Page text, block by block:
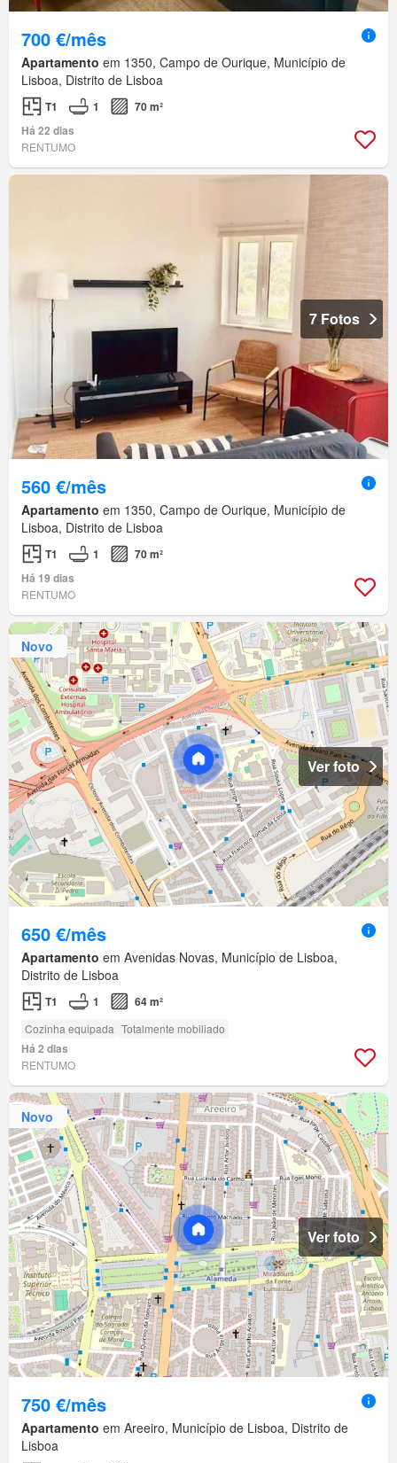
700 €/mês
Apartamento em 1350, Campo de Ourique, Município de
Lisboa, Distrito de Lisboa
T1 1
70 m²
Há 22 dias
RENTUMO
7 Fotos
560 €/mês
Apartamento em 1350, Campo de Ourique, Município de
Lisboa, Distrito de Lisboa
T1 1
70 m²
Há 19 dias
RENTUMO
Novo
Ver foto
650 €/mês
Apartamento em Avenidas Novas, Município de Lisboa,
Distrito de Lisboa
T1 1 64 m²
Cozinha equipada Totalmente mobiliado
Há 2 dias
RENTUMO
Novo
Ver foto
750 €/mês
Apartamento em Areeiro, Município de Lisboa, Distrito de
Lisboa